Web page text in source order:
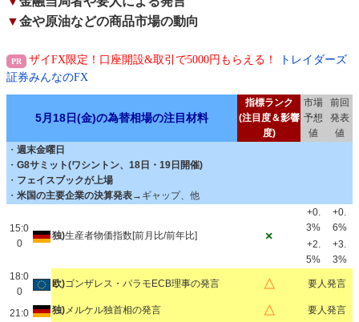
▼金や原油などの商品市場の動向
ザイFX限定！口座開設&取引で5000円もらえる！
トレイダーズ
証券みんなのFX
5月18日(金)の為替相場の注目材料
指標ランク
(注目度＆影響
度)
市場
予想
値
前回
発表
値
・ 週末金曜日
・ G8サミット(ワシントン、18日・19日開催)
・ フェイスブックが上場
・ 米国の主要企業の決算発表→ギャップ、他
15:0
0
独)生産者物価指数[前月比/前年比] ×
+0.
3%
+0.
6%
+2.
5%
+3.
3%
18:0
0
欧)ゴンザレス・パラモECB理事の発言 △ 要人発言
21:0
独)メルケル独首相の発言 △
要人発言